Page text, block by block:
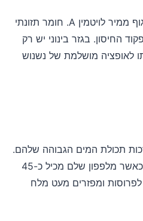
הגזר עמוס בבטא-קרוטן, שהגוף ממיר לויטמין A. חומר תזונתי
החיסון. בגזר בינוני יש רק
לאופציה מושלמת של נשנוש
תכולת המים הגבוהה שלהם.
הם גם דלים מאוד בקלוריות, כאשר מלפפון שלם מכיל כ-45
ומפזרים מעט מלח